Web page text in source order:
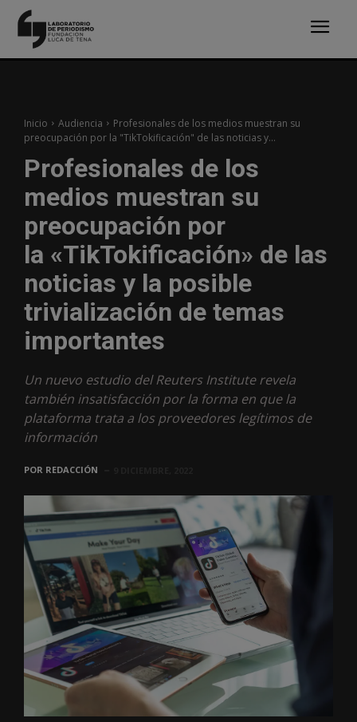
Inicio Audiencia
Profesionales de los medios muestran su
preocupación por la "TikTokificación" de las noticias y...
Profesionales de los
medios muestran su
preocupación por
la «TikTokificación» de las
noticias y la posible
trivialización de temas
importantes
Un nuevo estudio del Reuters Institute revela
también insatisfacción por la forma en que la
plataforma trata a los proveedores legítimos de
información
POR REDACCIÓN